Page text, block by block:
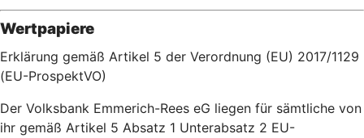
Wertpapiere
Erklärung gemäß Artikel 5 der Verordnung (EU) 2017/1129
(EU-ProspektVO)
Der Volksbank Emmerich-Rees eG liegen für sämtliche von
ihr gemäß Artikel 5 Absatz 1 Unterabsatz 2 EU-